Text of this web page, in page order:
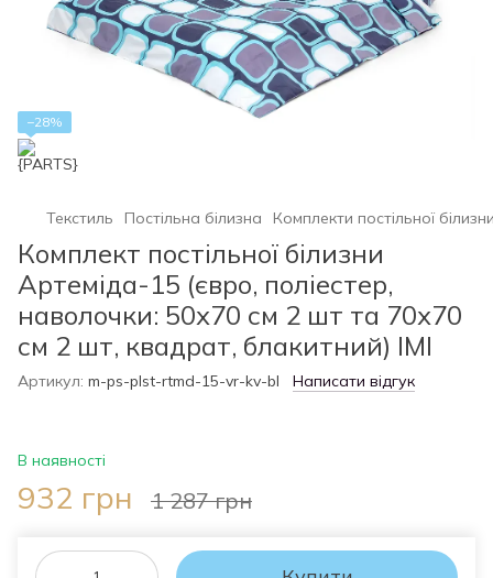
−28%
Текстиль Постільна білизна Комплекти постільної
Комплект постільної білизни
Артеміда-15 (євро, поліестер,
наволочки: 50х70 см 2 шт та 70х70
см 2 шт, квадрат, блакитний) IMI
Артикул: m-ps-plst-rtmd-15-vr-kv-bl Написати відгук
В наявності
932 грн 1 287 грн